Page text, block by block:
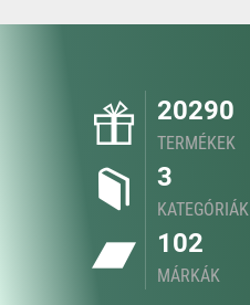
20290
TERMÉKEK
3
KATEGÓRIÁK
102
MÁRKÁK